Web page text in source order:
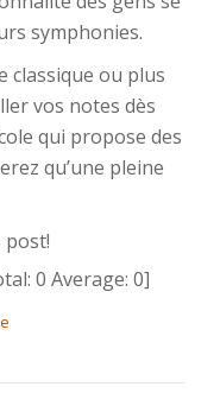
symphonies.
classique ou plus
vos notes dès
qui propose des
qu’une pleine
post!
0 Average: 0]